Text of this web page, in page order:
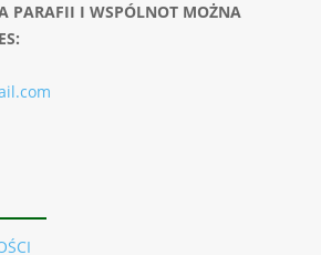
PARAFII I WSPÓLNOT MOŻNA